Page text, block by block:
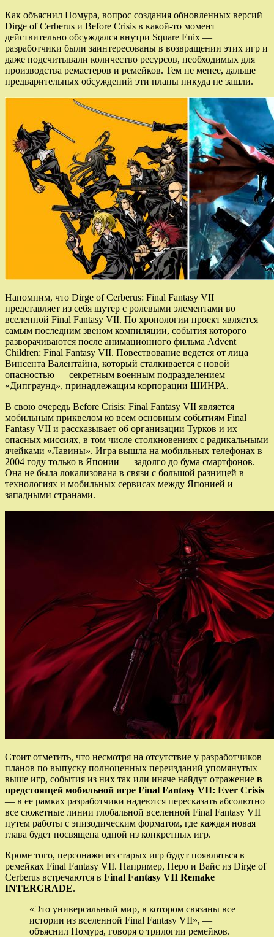
Как объяснил Номура, вопрос создания обновленных версий
Dirge of Cerberus и Before Crisis в какой-то момент
действительно обсуждался внутри Square Enix —
разработчики были заинтересованы в возвращении этих игр и
даже подсчитывали количество ресурсов, необходимых для
производства ремастеров и ремейков. Тем не менее, дальше
предварительных обсуждений эти планы никуда не зашли.
Напомним, что Dirge of Cerberus: Final Fantasy VII
представляет из себя шутер с ролевыми элементами во
вселенной Final Fantasy VII. По хронологии проект является
самым последним звеном компиляции, события которого
разворачиваются после анимационного фильма Advent
Children: Final Fantasy VII. Повествование ведется от лица
Винсента Валентайна, который сталкивается с новой
опасностью — секретным военным подразделением
«Дипграунд», принадлежащим корпорации ШИНРА.
В свою очередь Before Crisis: Final Fantasy VII является
мобильным приквелом ко всем основным событиям Final
Fantasy VII и рассказывает об организации Турков и их
опасных миссиях, в том числе столкновениях с радикальными
ячейками «Лавины». Игра вышла на мобильных телефонах в
2004 году только в Японии — задолго до бума смартфонов.
Она не была локализована в связи с большой разницей в
технологиях и мобильных сервисах между Японией и
западными странами.
Стоит отметить, что несмотря на отсутствие у разработчиков
планов по выпуску полноценных переизданий упомянутых
выше игр, события из них так или иначе найдут отражение в
предстоящей мобильной игре Final Fantasy VII: Ever Crisis
— в ее рамках разработчики надеются пересказать абсолютно
все сюжетные линии глобальной вселенной Final Fantasy VII
путем работы с эпизодическим форматом, где каждая новая
глава будет посвящена одной из конкретных игр.
Кроме того, персонажи из старых игр будут появляться в
ремейках Final Fantasy VII. Например, Неро и Вайс из Dirge of
Cerberus встречаются в Final Fantasy VII Remake
INTERGRADE.
«Это универсальный мир, в котором связаны все
истории из вселенной Final Fantasy VII», —
объяснил Номура, говоря о трилогии ремейков.